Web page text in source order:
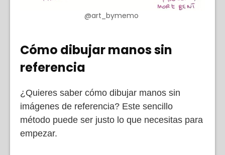
@art_bymemo
Cómo dibujar manos sin
referencia
¿Quieres saber cómo dibujar manos sin
imágenes de referencia? Este sencillo
método puede ser justo lo que necesitas para
empezar.